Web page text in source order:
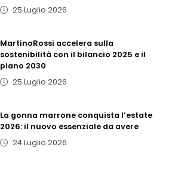
25 Luglio 2026
MartinoRossi accelera sulla
sostenibilità con il bilancio 2025 e il
piano 2030
25 Luglio 2026
La gonna marrone conquista l’estate
2026: il nuovo essenziale da avere
24 Luglio 2026